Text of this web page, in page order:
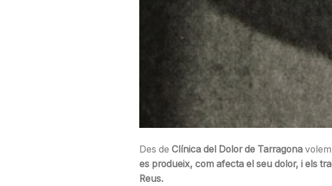
Des de Clínica del Dolor de Tarragona
es produeix, com afecta el seu dolor, i els
Reus.